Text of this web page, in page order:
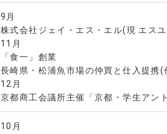
9月
株式会社ジェイ・エス・エル(現 エス
11月
「食一」創業
長崎県・松浦魚市場の仲買と仕入提携
12月
京都商工会議所主催「京都・学生アン
10月